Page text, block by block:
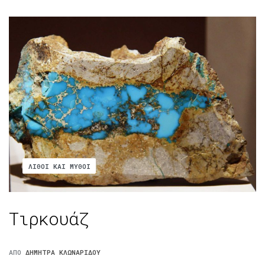
ΛΊΘΟΙ ΚΑΙ ΜΎΘΟΙ
Τιρκουάζ
ΑΠΌ ΔΉΜΗΤΡΑ ΚΛΩΝΑΡΊΔΟΥ